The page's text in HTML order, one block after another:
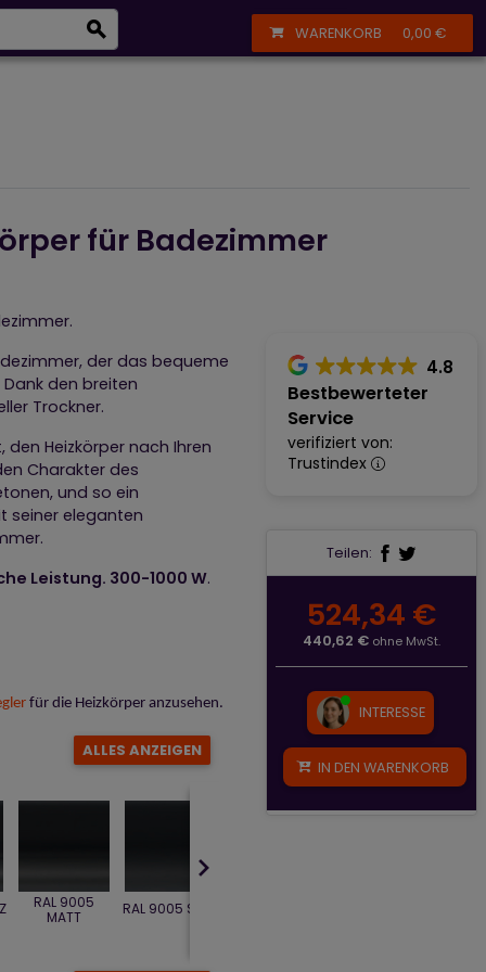
+43 664 356 13 61 WARENKORB 0,00 €
für Badezimmer
Teilen:
524,34 €
440,62 € ohne MwSt.
INTERESSE
IN DEN WARENKORB
4.8
Bestbewerteter
Service
verifiziert von:
Trustindex
der das bequeme
den breiten
Trockner.
Heizkörper nach Ihren
Charakter des
und so ein
seiner eleganten
Leistung. 300-1000 W.
für die Heizkörper anzusehen.
ALLES ANZEIGEN
RAL 9005
MATT
RAL 9005 SOFT